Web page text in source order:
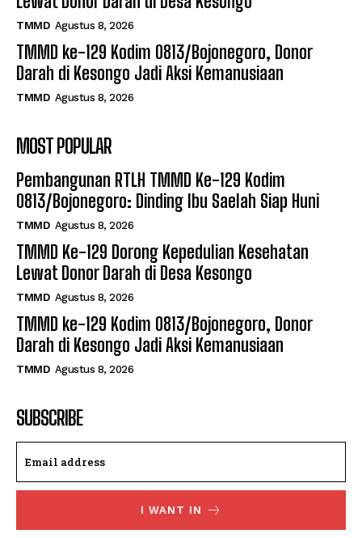
TMMD Agustus 8, 2026
TMMD ke-129 Kodim 0813/Bojonegoro, Donor
Darah di Kesongo Jadi Aksi Kemanusiaan
TMMD Agustus 8, 2026
MOST POPULAR
Pembangunan RTLH TMMD Ke-129 Kodim
0813/Bojonegoro: Dinding Ibu Saelah Siap Huni
TMMD Agustus 8, 2026
TMMD Ke-129 Dorong Kepedulian Kesehatan
Lewat Donor Darah di Desa Kesongo
TMMD Agustus 8, 2026
TMMD ke-129 Kodim 0813/Bojonegoro, Donor
Darah di Kesongo Jadi Aksi Kemanusiaan
TMMD Agustus 8, 2026
SUBSCRIBE
I WANT IN